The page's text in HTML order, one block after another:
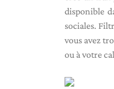
disponible
sociales.
vous avez
ou à votre